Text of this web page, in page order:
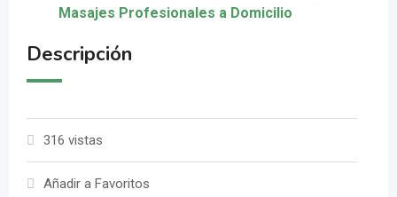
Masajes Profesionales a Domicilio
Descripción
316 vistas
Añadir a Favoritos